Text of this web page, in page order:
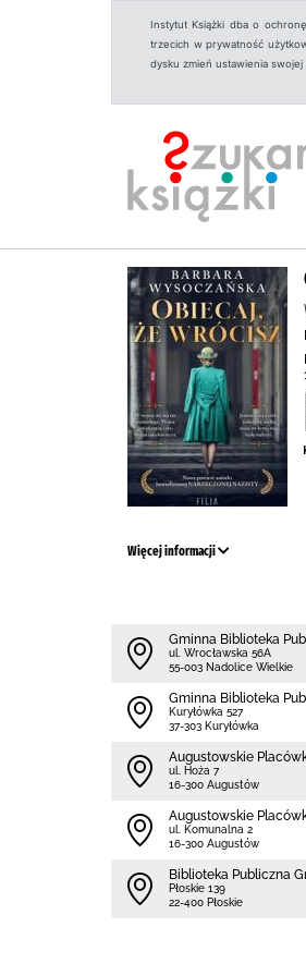
Instytut Książki dba o
trzecich w prywatność
dysku zmień ustawienia swojej
Więcej informacji
Gminna Biblioteka
ul. Wrocławska 56A
55-003 Nadolice Wielkie
Gminna Biblioteka
Kuryłówka 527
37-303 Kuryłówka
Augustowskie
ul. Hoża 7
16-300 Augustów
Augustowskie
ul. Komunalna 2
16-300 Augustów
Biblio­teka Publiczna
Płoskie 139
22-400 Płoskie